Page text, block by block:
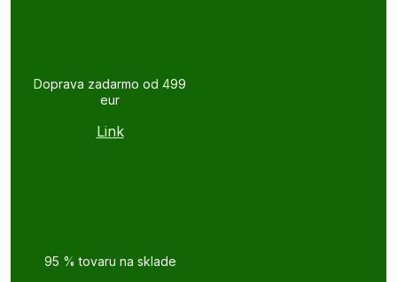
Doprava zadarmo od 499
eur
Link
95 % tovaru na sklade